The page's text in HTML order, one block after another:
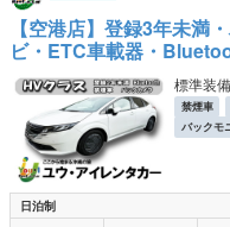
【空港店】登録3年未満
ビ・ETC車載器・
標準装
禁煙車
バックモ
日泊制